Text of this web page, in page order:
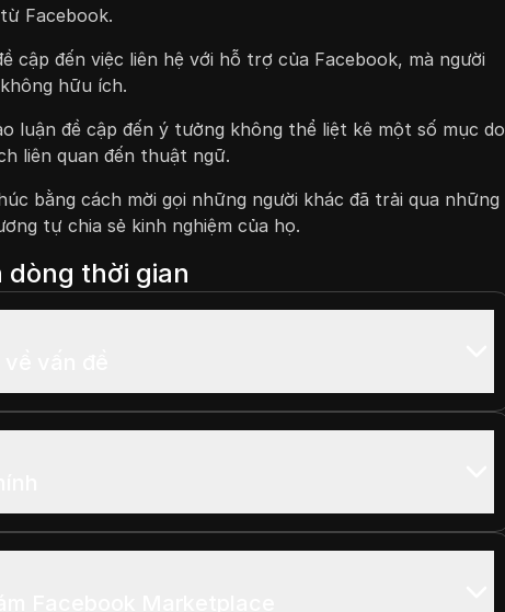
Facebook.
cập đến việc liên hệ với hỗ trợ của Facebook, mà người
hữu ích.
luận đề cập đến ý tưởng không thể liệt kê một số mục do
liên quan đến thuật ngữ.
bằng cách mời gọi những người khác đã trải qua những
tự chia sẻ kinh nghiệm của họ.
dòng thời gian